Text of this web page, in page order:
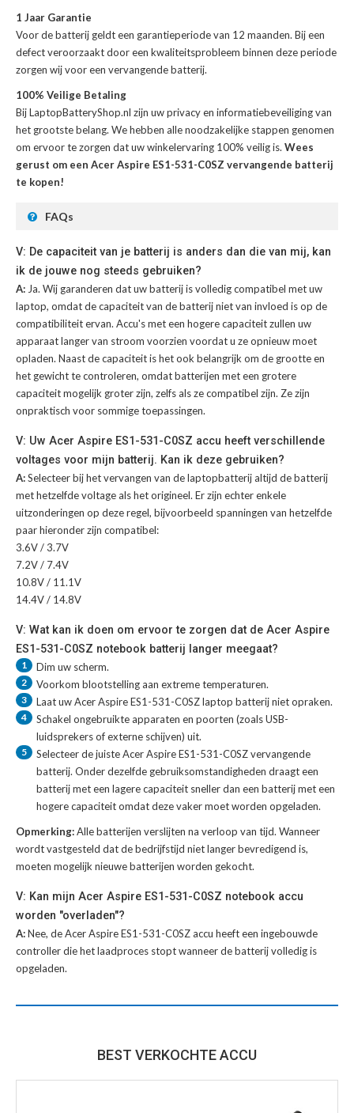
1 Jaar Garantie
Voor debatterij geldt een garantieperiode van 12 maanden. Bij een
defect veroorzaakt door een kwaliteitsprobleem binnen deze periode
zorgen wij voor een vervangende batterij.
100% Veilige Betaling
Bij LaptopBatteryShop.nl zijn uw privacy en informatiebeveiliging van
het grootste belang. We hebben alle noodzakelijke stappen genomen
om ervoor te zorgen dat uw winkelervaring 100% veilig is. Wees
gerust om een Acer Aspire ES1-531-C0SZ vervangende batterij
te kopen!
FAQs
V: De capaciteit van je batterij is anders dan die van mij, kan
ik de jouwe nog steeds gebruiken?
A: Ja. Wij garanderen dat uw batterij is volledig compatibel met uw
laptop, omdat de capaciteit van de batterij niet van invloed is op de
compatibiliteit ervan. Accu's met een hogere capaciteit zullen uw
apparaat langer van stroom voorzien voordat u ze opnieuw moet
opladen. Naast de capaciteit is het ook belangrijk om de grootte en
het gewicht te controleren, omdat batterijen met een grotere
capaciteit mogelijk groter zijn, zelfs als ze compatibel zijn. Ze zijn
onpraktisch voor sommige toepassingen.
V: Uw Acer Aspire ES1-531-C0SZ accu heeft verschillende
voltages voor mijn batterij. Kan ik deze gebruiken?
A:Selecteer bij het vervangen van de laptopbatterij altijd de batterij
met hetzelfde voltage als het origineel. Er zijn echter enkele
uitzonderingen op deze regel, bijvoorbeeld spanningen van hetzelfde
paar hieronder zijn compatibel:
3.6V / 3.7V
7.2V / 7.4V
10.8V / 11.1V
14.4V / 14.8V
V: Wat kan ik doen om ervoor te zorgen dat de Acer Aspire
ES1-531-C0SZ notebook batterij langer meegaat?
1 Dim uw scherm.
2 Voorkom blootstelling aan extreme temperaturen.
3 Laat uwAcer Aspire ES1-531-C0SZ laptop batterijniet opraken.
4
Schakel ongebruikte apparaten en poorten (zoals USB-
luidsprekers of externe schijven) uit.
5 Selecteer de juisteAcer Aspire ES1-531-C0SZ vervangende
batterij. Onder dezelfde gebruiksomstandigheden draagt een
batterij met een lagere capaciteit sneller dan een batterij met een
hogere capaciteit omdat deze vaker moet worden opgeladen.
Opmerking:Alle batterijen verslijten na verloop van tijd. Wanneer
wordt vastgesteld dat de bedrijfstijd niet langer bevredigend is,
moeten mogelijk nieuwe batterijen worden gekocht.
V: Kan mijn Acer Aspire ES1-531-C0SZ notebook accu
worden "overladen"?
A:Nee, de Acer Aspire ES1-531-C0SZ accu heeft een ingebouwde
controller die het laadproces stopt wanneer de batterij volledig is
opgeladen.
BEST VERKOCHTE ACCU